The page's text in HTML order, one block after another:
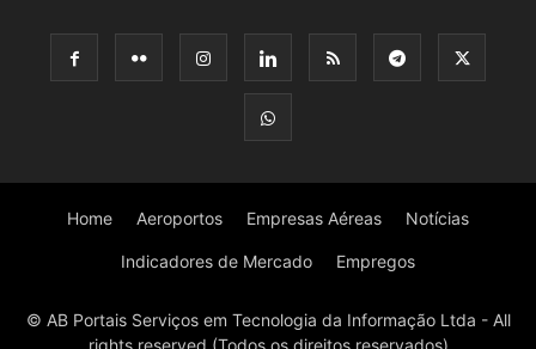
Home Aeroportos Empresas Aéreas Notícias
Indicadores de Mercado Empregos
© AB Portais Serviços em Tecnologia da Informação Ltda - All
rights reserved (Todos os direitos reservados)